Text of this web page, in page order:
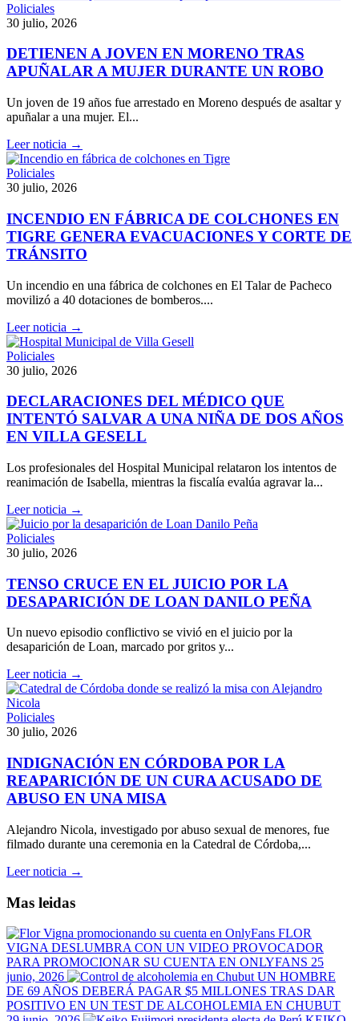
Policiales
30 julio, 2026
DETIENEN A JOVEN EN MORENO TRAS
APUÑALAR A MUJER DURANTE UN ROBO
Un joven de 19 años fue arrestado en Moreno después de asaltar y
apuñalar a una mujer. El...
Leer noticia →
Policiales
30 julio, 2026
INCENDIO EN FÁBRICA DE COLCHONES EN
TIGRE GENERA EVACUACIONES Y CORTE DE
TRÁNSITO
Un incendio en una fábrica de colchones en El Talar de Pacheco
movilizó a 40 dotaciones de bomberos....
Leer noticia →
Policiales
30 julio, 2026
DECLARACIONES DEL MÉDICO QUE
INTENTÓ SALVAR A UNA NIÑA DE DOS AÑOS
EN VILLA GESELL
Los profesionales del Hospital Municipal relataron los intentos de
reanimación de Isabella, mientras la fiscalía evalúa agravar la...
Leer noticia →
Policiales
30 julio, 2026
TENSO CRUCE EN EL JUICIO POR LA
DESAPARICIÓN DE LOAN DANILO PEÑA
Un nuevo episodio conflictivo se vivió en el juicio por la
desaparición de Loan, marcado por gritos y...
Leer noticia →
Policiales
30 julio, 2026
INDIGNACIÓN EN CÓRDOBA POR LA
REAPARICIÓN DE UN CURA ACUSADO DE
ABUSO EN UNA MISA
Alejandro Nicola, investigado por abuso sexual de menores, fue
filmado durante una ceremonia en la Catedral de Córdoba,...
Leer noticia →
Mas leidas
FLOR
VIGNA DESLUMBRA CON UN VIDEO PROVOCADOR
PARA PROMOCIONAR SU CUENTA EN ONLYFANS 25
junio, 2026
UN HOMBRE
DE 69 AÑOS DEBERÁ PAGAR $5 MILLONES TRAS DAR
POSITIVO EN UN TEST DE ALCOHOLEMIA EN CHUBUT